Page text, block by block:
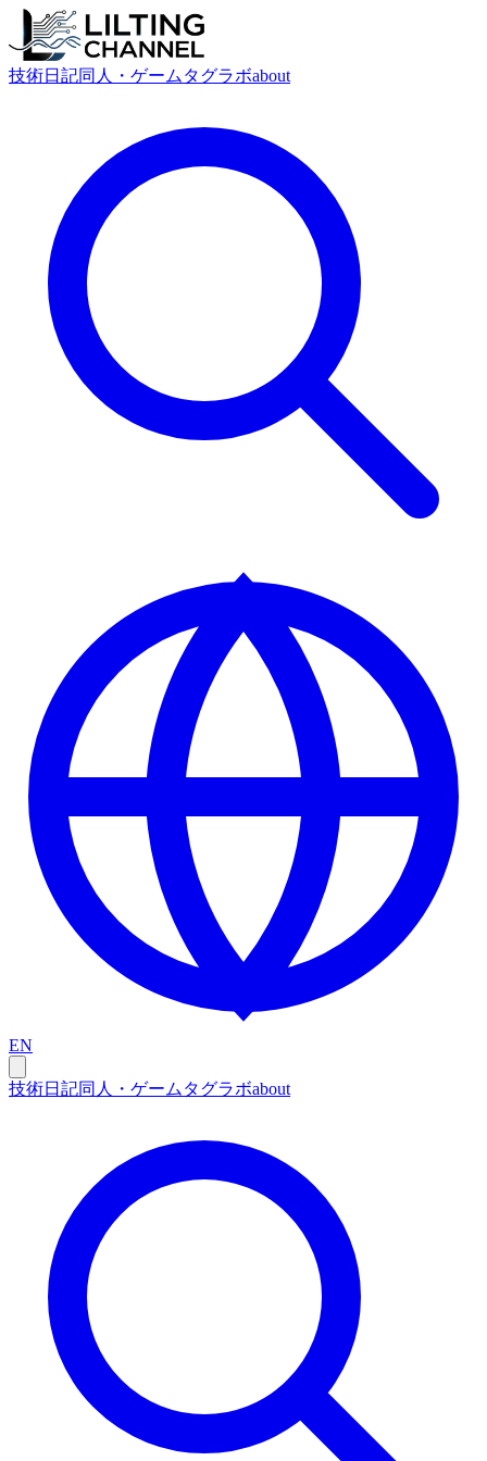
技術日記同人・ゲーム タグラボabout
EN
技術日記同人・ゲーム タグラボabout